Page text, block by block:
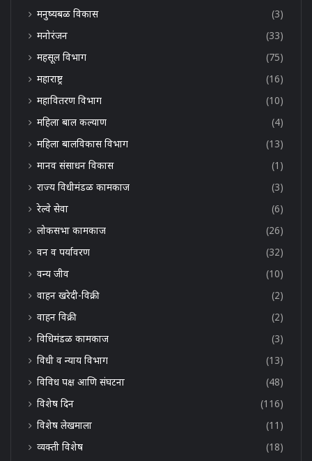
मनुष्यबळ विकास
(3)
मनोरंजन
(33)
महसूल विभाग
(75)
महाराष्ट्र
(16)
महावितरण विभाग
(10)
महिला बाल कल्याण
(4)
महिला बालविकास विभाग
(13)
मानव संसाधन विकास
(1)
राज्य विधीमंडळ कामकाज
(3)
रेल्वे सेवा
(6)
लोकसभा कामकाज
(26)
वन व पर्यावरण
(32)
वन्य जीव
(10)
वाहन खरेदी-विक्री
(2)
वाहन विक्री
(2)
विधिमंडळ कामकाज
(3)
विधी व न्याय विभाग
(13)
विविध पक्ष आणि संघटना
(48)
विशेष दिन
(116)
विशेष लेखमाला
(11)
व्यक्ती विशेष
(18)